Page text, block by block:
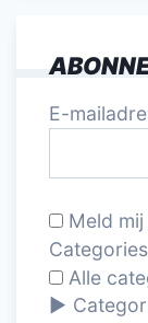
E-
Meld
Alle